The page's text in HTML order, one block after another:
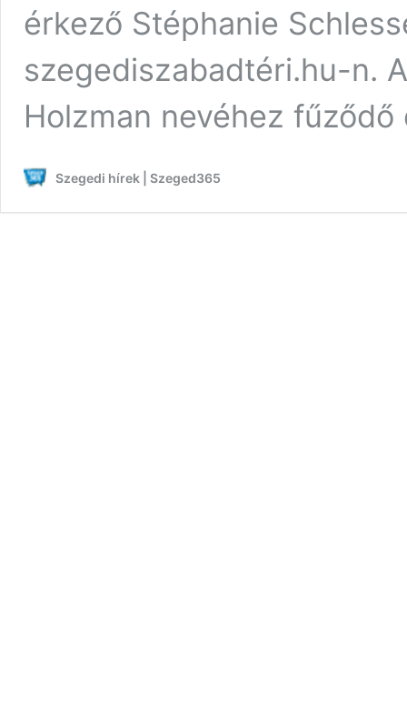
érkező Stéphanie
szegediszabadtéri.hu-n.
Holzman nevéhez
Szegedi hírek | Szeged365